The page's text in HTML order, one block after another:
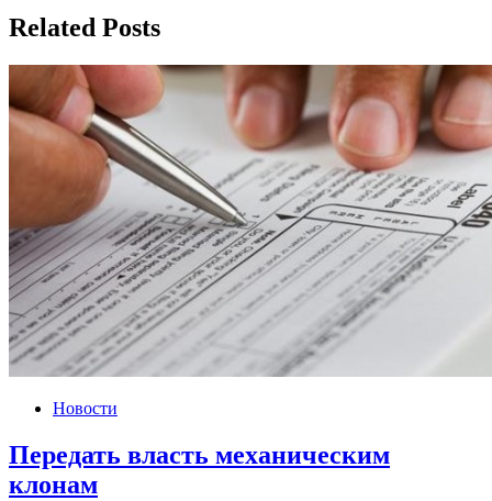
Related Posts
Новости
Передать власть механическим
клонам